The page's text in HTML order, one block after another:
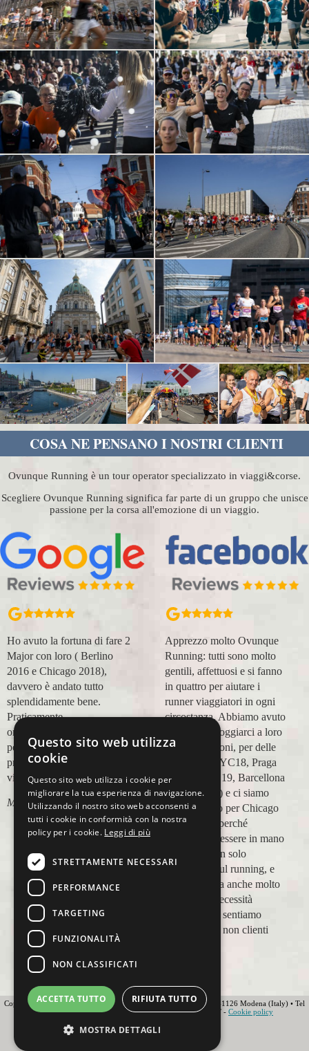
COSA NE PENSANO I NOSTRI CLIENTI
Ovunque Running è un tour operator specializzato in viaggi&corse.
Scegliere Ovunque Running significa far parte di un gruppo che unisce
passione per la corsa all'emozione di un viaggio.
Ho avuto la fortuna di fare 2
Major con loro ( Berlino
2016 e Chicago 2018),
davvero è andato tutto
splendidamente bene.
Praticamente
organizzazione
perfetta,dalla
prenotazione,mesi prima,al
viaggio.
Marco Ceseri
Apprezzo molto Ovunque
Running: tutti sono molto
gentili, affettuosi e si fanno
in quattro per aiutare i
runner viaggiatori in ogni
circostanza. Abbiamo avuto
modo di appoggiarci a loro
in più occasioni, per delle
maratone (NYC18, Praga
19, Valencia 19, Barcellona
21, NYC 22) e ci siamo
affidati a loro per Chicago
23 (ottobre) perché
sappiamo di essere in mano
a persone non solo
competenti sul running, e
sulle città, ma anche molto
attente alle necessità
personali. Ci sentiamo
ospiti, amici, non clienti
Copyright 2012 Ovunque Running s.r.l • Strada delle Fornaci 20 • 41126 Modena (Italy) • Tel
+39 059 219566 • T.O.U.R.S MEMBER • IATA • FIAVET - Cookie policy
Questo sito web utilizza
cookie
Questo sito web utilizza i cookie per
migliorare la tua esperienza di navigazione.
Utilizzando il nostro sito web acconsenti a
tutti i cookie in conformità con la nostra
policy per i cookie. Leggi di più
STRETTAMENTE NECESSARI
PERFORMANCE
TARGETING
FUNZIONALITÀ
NON CLASSIFICATI
ACCETTA TUTTO RIFIUTA TUTTO
MOSTRA DETTAGLI